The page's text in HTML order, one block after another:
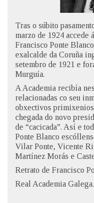
Instagram
Tras o súbito
marzo de 1924 accede
Francisco Ponte
exalcalde da Coruña
setembro de 1921 e
Murguía.
A Academia recibía
relacionadas co seu
obxectivos
chegada do novo
de “cacicada”. Así e
Ponte Blanco
Vilar Ponte, Vicente
Martínez Morás e
Retrato de Francisco
Real Academia